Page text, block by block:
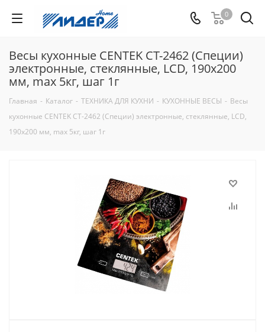
0
Весы кухонные CENTEK CT-2462 (Специи)
электронные, стеклянные, LCD, 190х200
мм, max 5кг, шаг 1г
Главная - Каталог - ТЕХНИКА ДЛЯ КУХНИ - КУХОННЫЕ ВЕСЫ - Весы
кухонные CENTEK CT-2462 (Специи) электронные, стеклянные, LCD,
190х200 мм, max 5кг, шаг 1г